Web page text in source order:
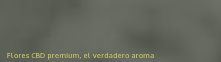
Flores CBD premium, el verdadero aroma